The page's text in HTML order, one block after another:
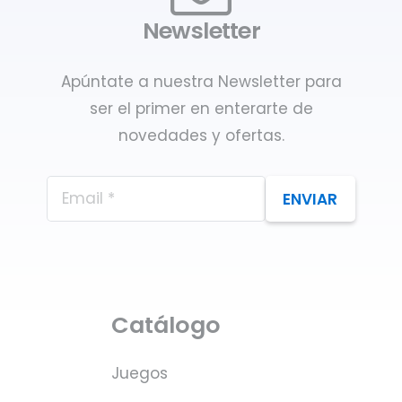
Newsletter
Apúntate a nuestra Newsletter para
ser el primer en enterarte de
novedades y ofertas.
ENVIAR
Catálogo
Juegos